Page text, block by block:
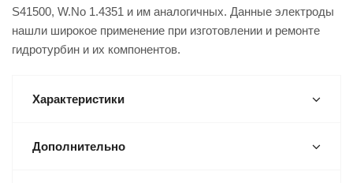
S41500, W.No 1.4351 и им аналогичных. Данные электроды
нашли широкое применение при изготовлении и ремонте
гидротурбин и их компонентов.
Характеристики
Дополнительно